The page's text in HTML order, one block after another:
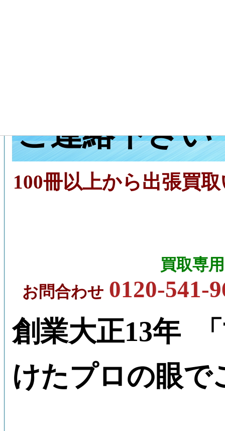
ご連絡下さい
100冊以上から出張買
買取専
お問合わせ 0120-541-
創業大正13年
けたプロの眼で